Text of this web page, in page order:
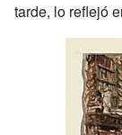
tarde, lo reflejó